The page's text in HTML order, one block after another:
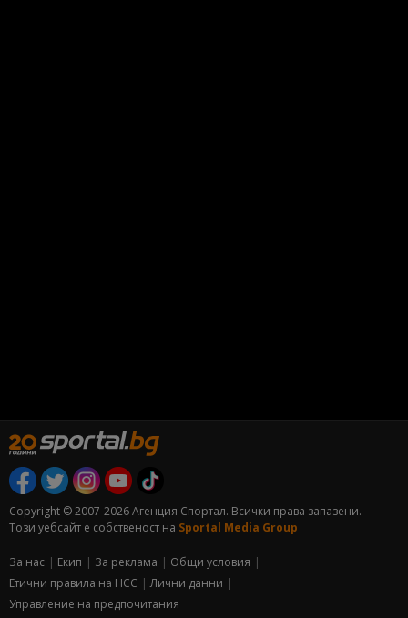
Copyright © 2007-2026 Агенция Спортал. Всички права запазени.
Този уебсайт е собственост на Sportal Media Group
За нас Екип За рекламa
Общи условия
Етични правила на НСС
Лични данни
Управление на предпочитания